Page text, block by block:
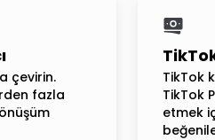
çevirin.
fazla
TikTok
TikTok
etmek